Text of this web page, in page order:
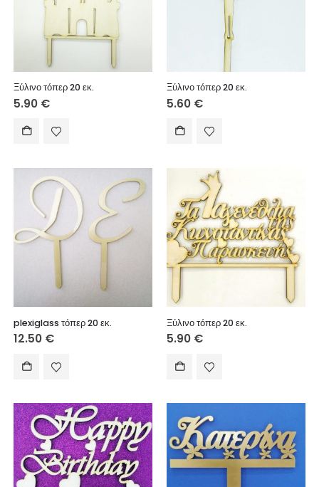
Ξύλινο τόπερ 20 εκ.
5.90 €
Ξύλινο τόπερ 20 εκ.
5.60 €
plexiglass τόπερ 20 εκ.
12.50 €
Ξύλινο τόπερ 20 εκ.
5.90 €